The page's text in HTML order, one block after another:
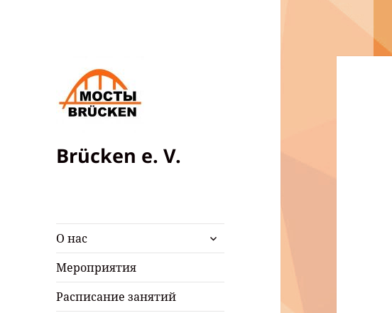
Brücken e. V.
О нас
раскрыть
дочернее
Мероприятия
Расписание занятий